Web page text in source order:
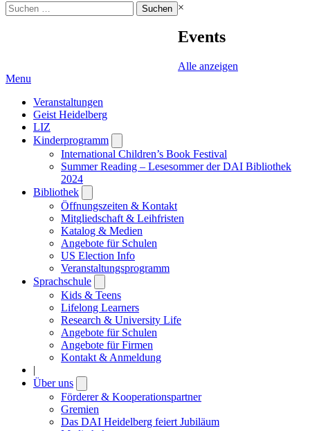
Suchen
nach:
×
Events
Alle anzeigen
Menu
Veranstaltungen
Geist Heidelberg
LIZ
Kinderprogramm
submenu
International Children’s Book Festival
Summer Reading – Lesesommer der DAI Bibliothek
2024
Bibliothek
submenu
Öffnungszeiten & Kontakt
Mitgliedschaft & Leihfristen
Katalog & Medien
Angebote für Schulen
US Election Info
Veranstaltungsprogramm
Sprachschule
submenu
Kids & Teens
Lifelong Learners
Research & University Life
Angebote für Schulen
Angebote für Firmen
Kontakt & Anmeldung
|
Über uns
submenu
Förderer & Kooperationspartner
Gremien
Das DAI Heidelberg feiert Jubiläum